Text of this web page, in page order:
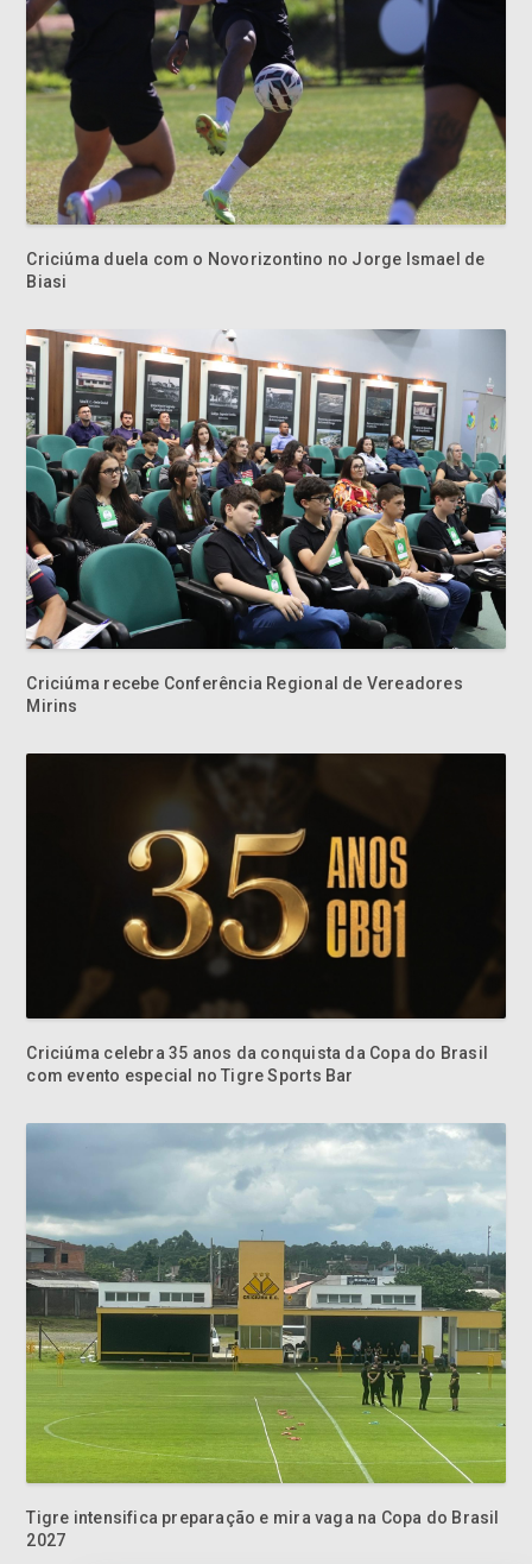
Criciúma duela com o Novorizontino no Jorge Ismael de
Biasi
Criciúma recebe Conferência Regional de Vereadores
Mirins
Criciúma celebra 35 anos da conquista da Copa do Brasil
com evento especial no Tigre Sports Bar
Tigre intensifica preparação e mira vaga na Copa do Brasil
2027